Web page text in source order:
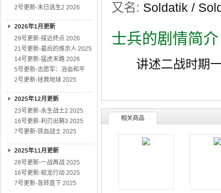
2号更新-末日逃生2 2026
2026年1月更新
29号更新-接近终点 2026
21号更新-最后的维京人 2025
14号更新-猛虎末路 2026
5号更新-志愿军：浴血和平
2号更新-拯救地球 2025
2025年12月更新
23号更新-永生战士2 2025
16号更新-利刃出鞘3 2025
7号更新-铁血战士 2025
2025年11月更新
28号更新-一战再战 2025
16号更新-蛟龙行动 2025
7号更新-急转直下 2025
又名: Soldatik /
士兵的剧情简介
讲述二战时期一
相关商品